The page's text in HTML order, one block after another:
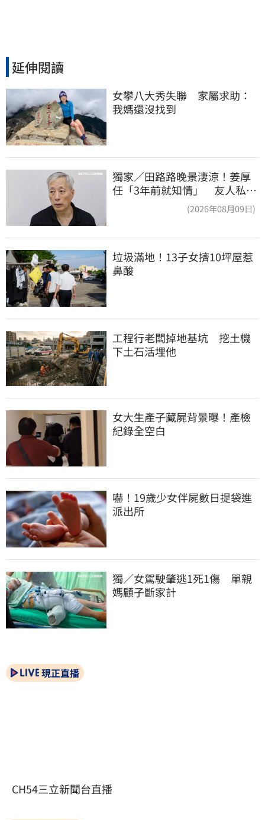
延伸閱讀
女攀八大秀失聯　家屬求助：
我媽還沒找到
獨家／田路路晚景淒涼！姜厚
任「3年前就知情」 友人私下
(2026年08月09日)
垃圾滿地！13子女擠10坪屋惹
鼻酸
工程行老闆掉地基坑　挖土機
下土石活埋他
女大生產子藏屍背景曝！產檢
紀錄全空白
嚇！19歲少女伴屍數日提袋進
派出所
獨／女駕駛肇逃1死1傷　單親
媽顧子斷家計
現正直播
CH54三立新聞台直播